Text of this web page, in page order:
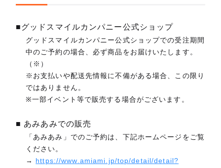
■グッドスマイルカンパニー公式ショップ
グッドスマイルカンパニー公式ショップでの受注期間
中のご予約の場合、必ず商品をお届けいたします。
（※）
※お支払いや配送先情報に不備がある場合、この限り
ではありません。
※一部イベント等で販売する場合がございます。
■ あみあみでの販売
「あみあみ」でのご予約は、下記ホームページをご覧
ください。
→ https://www.amiami.jp/top/detail/detail?